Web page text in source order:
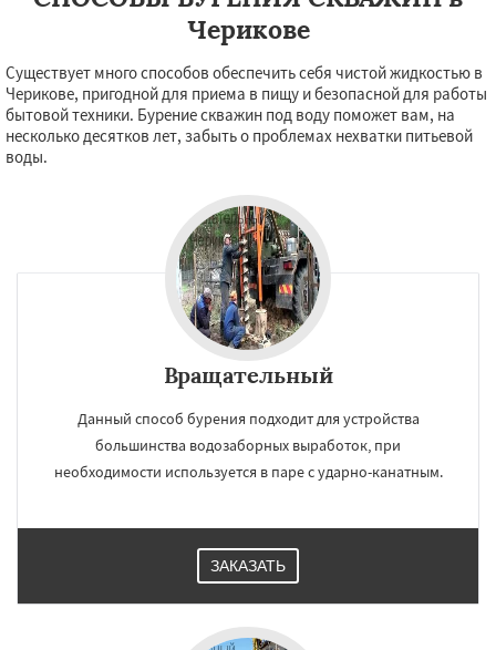
Работаем по
регионам
×
Черикове
Существует много способов обеспечить себя чистой жидкостью в
Черикове, пригодной для приема в пищу и безопасной для работы
бытовой техники. Бурение скважин под воду поможет вам, на
несколько десятков лет, забыть о проблемах нехватки питьевой
воды.
Вращательный
Данный способ бурения подходит для устройства
большинства водозаборных выработок, при
необходимости используется в паре с ударно-канатным.
ЗАКАЗАТЬ
УЗНАТЬ ПОДРОБНЕЕ